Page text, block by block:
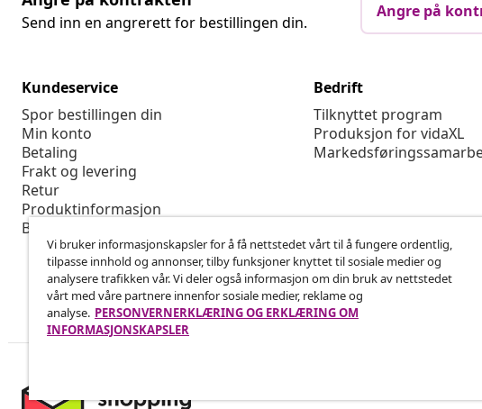
Send inn en angrerett for bestillingen din.
Angre på
Kundeservice
Spor bestillingen din
Min konto
Betaling
Frakt og levering
Retur
Produktinformasjon
Bestilling
Bedrift
Tilknyttet program
Produksjon for vidaXL
Vi bruker informasjonskapsler for å få nettstedet vårt til å fungere ordentlig,
tilpasse innhold og annonser, tilby funksjoner knyttet til sosiale medier og
analysere trafikken vår. Vi deler også informasjon om din bruk av nettstedet
vårt med våre partnere innenfor sosiale medier, reklame og
analyse. PERSONVERNERKLÆRING OG ERKLÆRING OM
INFORMASJONSKAPSLER